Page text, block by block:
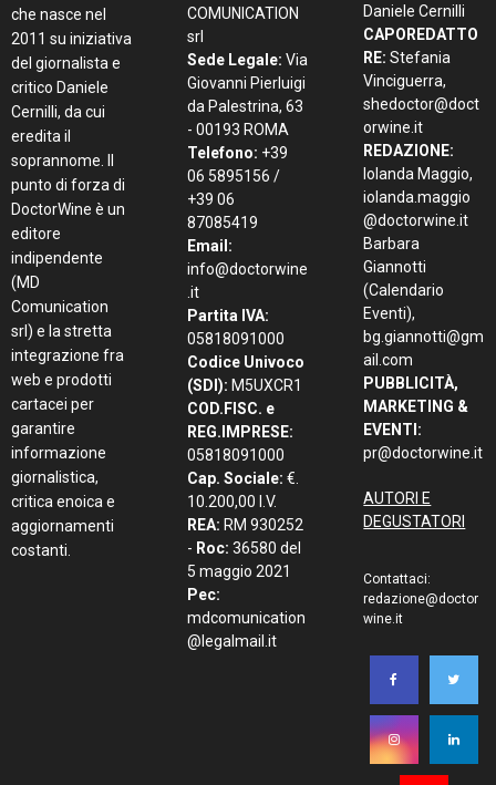
che nasce nel
2011 su iniziativa
del giornalista e
critico Daniele
Cernilli, da cui
eredita il
soprannome. Il
punto di forza di
DoctorWine è un
editore
indipendente
(MD
Comunication
srl) e la stretta
integrazione fra
web e prodotti
cartacei per
garantire
informazione
giornalistica,
critica enoica e
aggiornamenti
costanti.
COMUNICATION
srl
Sede Legale: Via
Giovanni Pierluigi
da Palestrina, 63
- 00193 ROMA
Telefono: +39
06 5895156 /
+39 06
87085419
Email:
info@doctorwine
.it
Partita IVA:
05818091000
Codice Univoco
(SDI): M5UXCR1
COD.FISC. e
REG.IMPRESE:
05818091000
Cap. Sociale: €.
10.200,00 I.V.
REA: RM 930252
- Roc: 36580 del
5 maggio 2021
Pec:
mdcomunication
@legalmail.it
Daniele Cernilli
CAPOREDATTO
RE: Stefania
Vinciguerra,
shedoctor@doct
orwine.it
REDAZIONE:
Iolanda Maggio,
iolanda.maggio
@doctorwine.it
Barbara
Giannotti
(Calendario
Eventi),
bg.giannotti@gm
ail.com
PUBBLICITÀ,
MARKETING &
EVENTI:
pr@doctorwine.it
AUTORI E
DEGUSTATORI
Contattaci:
redazione@doctor
wine.it